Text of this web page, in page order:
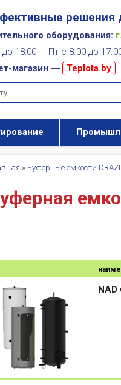
решения
оборудования:
до 18:00 Пт с 8.00 до
магазин ―
Teplota.by
» Буферные емкости
NAD